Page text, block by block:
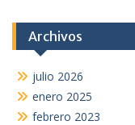
Archivos
julio 2026
enero 2025
febrero 2023